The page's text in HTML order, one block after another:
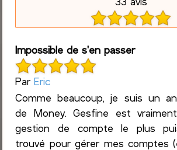
Impossible de s'en passer
ParEric
Comme beaucoup, je suis un
de Money. Gesfine est
gestion de compte le plus
trouvé pour gérer mes comptes